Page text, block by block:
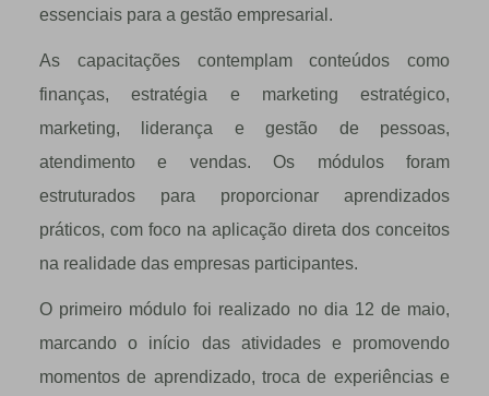
essenciais para a gestão empresarial.
As capacitações contemplam conteúdos como
finanças, estratégia e marketing estratégico,
marketing, liderança e gestão de pessoas,
atendimento e vendas. Os módulos foram
estruturados para proporcionar aprendizados
práticos, com foco na aplicação direta dos conceitos
na realidade das empresas participantes.
O primeiro módulo foi realizado no dia 12 de maio,
marcando o início das atividades e promovendo
momentos de aprendizado, troca de experiências e